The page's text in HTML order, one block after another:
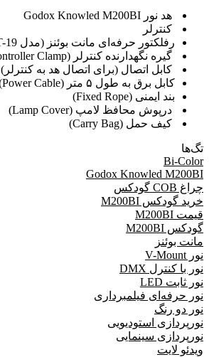
هد نور Godox Knowled M200BI
کنترلر
رفلکتور حرفه‌ای مانت بوئنز (مدل Pro RFT-19)
گیره نگهدارنده کنترلر (Controller Clamp)
کابل اتصال (برای اتصال هد به کنترلر)
کابل برق به طول ۵ متر (Power Cable)
بند ایمنی (Fixed Rope)
درپوش محافظ لامپ (Lamp Cover)
کیف حمل (Carry Bag)
تگ‌ها
Bi-Color
Godox Knowled M200BI
چراغ COB گودکس
خرید گودکس M200BI
قیمت M200BI
گودکس M200BI
مانت بوئنز
نور V-Mount
نور با کنترل DMX
نور ثابت LED
نور حرفه‌ای فیلمبرداری
نور دو رنگ
نورپردازی استودیویی
نورپردازی سینمایی
ویدئو لایت